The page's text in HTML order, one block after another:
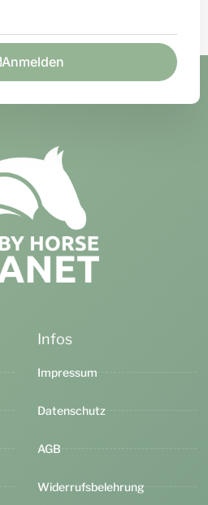
Anmelden
Infos
Impressum
Datenschutz
AGB
Widerrufsbelehrung